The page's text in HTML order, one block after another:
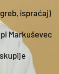
ispraćaj)
Markuševec